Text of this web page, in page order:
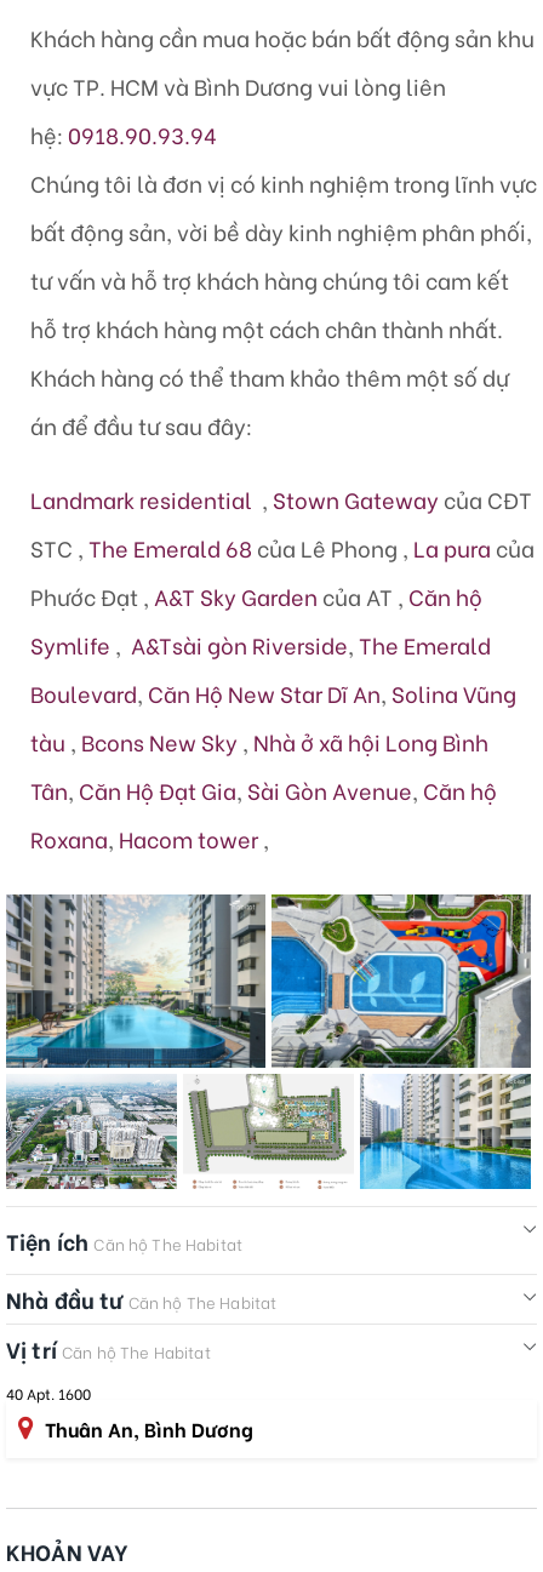
Khách hàng cần mua hoặc bán bất động sản khu
vực TP. HCM và Bình Dương vui lòng liên
hệ: 0918.90.93.94
Chúng tôi là đơn vị có kinh nghiệm trong lĩnh vực
bất động sản, vời bề dày kinh nghiệm phân phối,
tư vấn và hỗ trợ khách hàng chúng tôi cam kết
hỗ trợ khách hàng một cách chân thành nhất.
Khách hàng có thể tham khảo thêm một số dự
án để đầu tư sau đây:
Landmark residential , Stown Gateway của CĐT
STC ,The Emerald 68 của Lê Phong , La pura của
Phước Đạt , A&T Sky Garden của AT , Căn hộ
Symlife , A&Tsài gòn Riverside,The Emerald
Boulevard, Căn Hộ New Star Dĩ An, Solina Vũng
tàu , Bcons New Sky , Nhà ở xã hội Long Bình
Tân, Căn Hộ Đạt Gia, Sài Gòn Avenue, Căn hộ
Roxana, Hacom tower,
Tiện ích Căn hộ The Habitat
Nhà đầu tư Căn hộ The Habitat
Vị trí Căn hộ The Habitat
40 Apt. 1600
Thuân An, Bình Dương
KHOẢN VAY